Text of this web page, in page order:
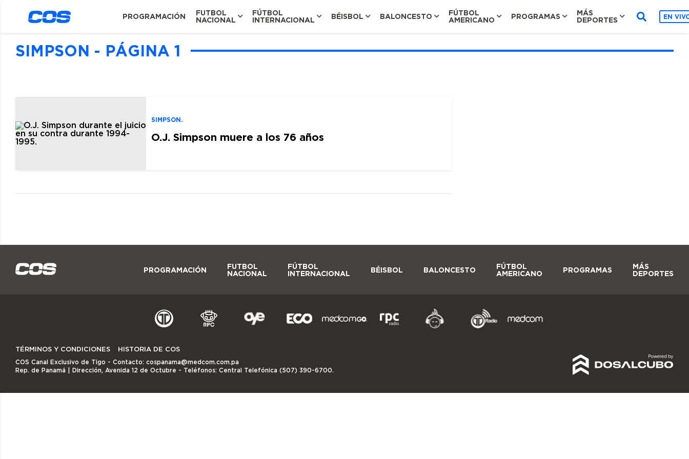
PROGRAMACIÓN
FUTBOL
NACIONAL
FÚTBOL
INTERNACIONAL
BÉISBOL BALONCESTO
FÚTBOL
AMERICANO
PROGRAMAS
MÁS
DEPORTES
EN
SIMPSON - PÁGINA 1
SIMPSON.
O.J. Simpson muere a los 76 años
PROGRAMACIÓN
FUTBOL
NACIONAL
FÚTBOL
INTERNACIONAL
BÉISBOL BALONCESTO
FÚTBOL
AMERICANO
PROGRAMAS
MÁS
DEPORTES
TÉRMINOS Y CONDICIONES HISTORIA DE COS
COS Canal Exclusivo de Tigo - Contacto: cospanama@medcom.com.pa
Rep. de Panamá | Dirección, Avenida 12 de Octubre - Teléfonos: Central Telefónica (507) 390-6700.